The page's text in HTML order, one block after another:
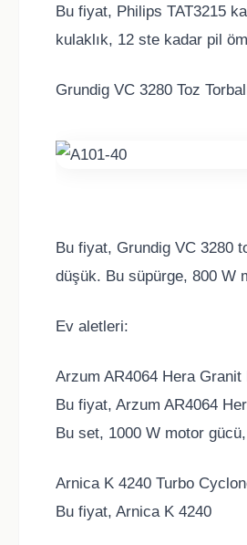
Bu fiyat, Philips TAT3215
kulaklık, 12 ste kadar pil
Grundig VC 3280 Toz
Bu fiyat, Grundig VC 3280
düşük. Bu süpürge, 800 W
Ev aletleri:
Arzum AR4064 Hera
Bu fiyat, Arzum AR4064
Bu set, 1000 W motor
Arnica K 4240 Turbo
Bu fiyat, Arnica K 4240